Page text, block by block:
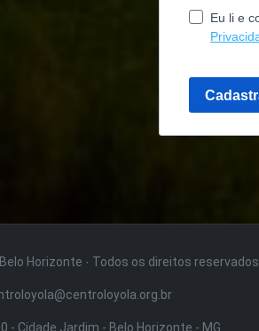
Horizonte · Todos os direitos reservados.
- Cidade Jardim - Belo Horizonte - MG